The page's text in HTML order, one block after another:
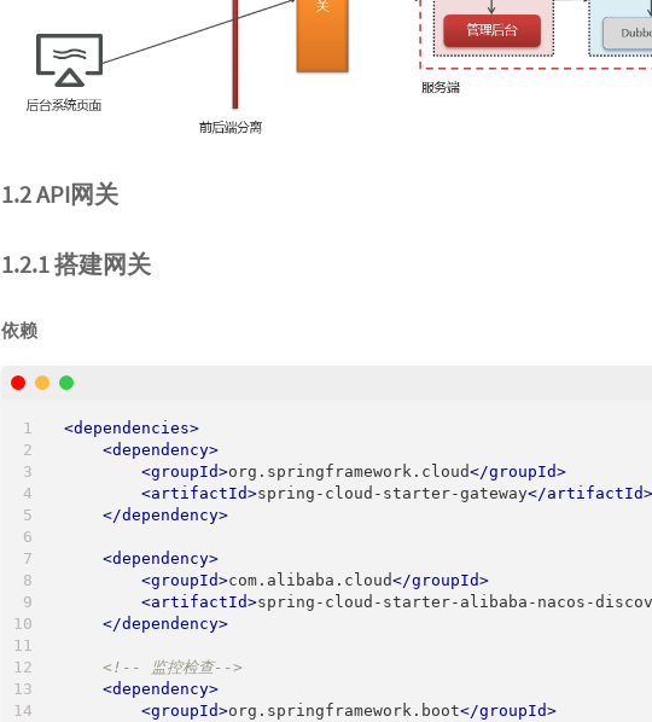
1.2 API网关
1.2.1 搭建网关
依赖
<dependencies>
<dependency>
<groupId>org.springframework.cloud</groupId>
<artifactId>spring-cloud-starter-gateway</artifactId>
</dependency>
<dependency>
<groupId>com.alibaba.cloud</groupId>
<artifactId>spring-cloud-starter-alibaba-nacos-
</dependency>
<!-- 监控检查-->
<dependency>
<groupId>org.springframework.boot</groupId>